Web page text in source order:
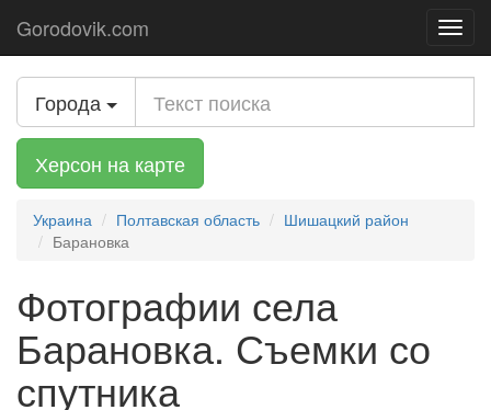
Gorodovik.com
Города
Херсон на карте
Украина Полтавская область
Шишацкий район
Барановка
Фотографии села
Барановка. Съемки со
спутника